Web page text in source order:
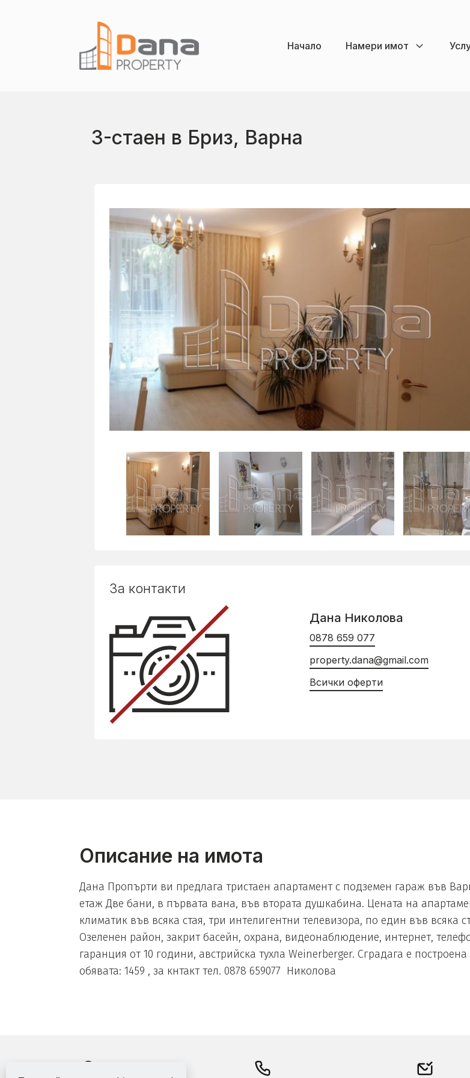
Начало Намери имот
3-стаен в Бриз, Варна
За контакти
Дана Николова
0878 659 077
property.dana@gmail.com
Всички оферти
Описание на имота
Дана Пропърти ви предлага тристаен апартамент с подземен гараж във
етаж Две бани, в първата вана, във втората душкабина. Цената на
климатик във всяка стая, три интелигентни телевизора, по един във всяка
Озеленен район, закрит басейн, охрана, видеонаблюдение, интернет,
гаранция от 10 години, австрийска тухла Weinerberger. Сградага е
обявата: 1459 , за кнтакт тел. 0878 659077 Николова